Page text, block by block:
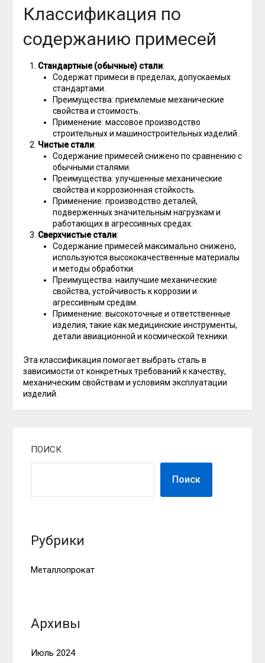
Классификация по
содержанию примесей
Стандартные (обычные) стали:
Содержат примеси в пределах, допускаемых
стандартами.
Преимущества: приемлемые механические
свойства и стоимость.
Применение: массовое производство
строительных и машиностроительных изделий.
Чистые стали:
Содержание примесей снижено по сравнению с
обычными сталями.
Преимущества: улучшенные механические
свойства и коррозионная стойкость.
Применение: производство деталей,
подверженных значительным нагрузкам и
работающих в агрессивных средах.
Сверхчистые стали:
Содержание примесей максимально снижено,
используются высококачественные материалы
и методы обработки.
Преимущества: наилучшие механические
свойства, устойчивость к коррозии и
агрессивным средам.
Применение: высокоточные и ответственные
изделия, такие как медицинские инструменты,
детали авиационной и космической техники.
Эта классификация помогает выбрать сталь в
зависимости от конкретных требований к качеству,
механическим свойствам и условиям эксплуатации
изделий.
ПОИСК
Поиск
Рубрики
Металлопрокат
Архивы
Июль 2024